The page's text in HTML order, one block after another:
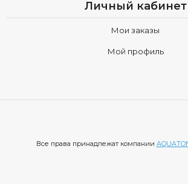
AQUATON (Акватон) подвесные, вы
Личный кабинет
Мои заказы
Мой профиль
Все права принадлежат компании